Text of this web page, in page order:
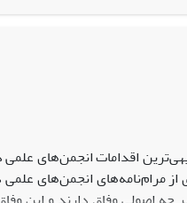
اقدامات انجمن‌های
از مرام‌نامه‌های انجمن‌های‌